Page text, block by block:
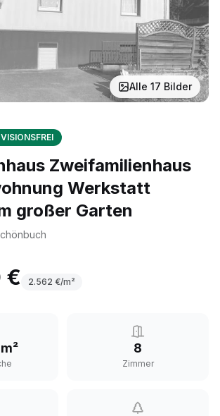
Alle 17 Bilder
Zweifamilienhaus
Werkstatt
großer Garten
€ 2.562 €/m²
8
Zimmer